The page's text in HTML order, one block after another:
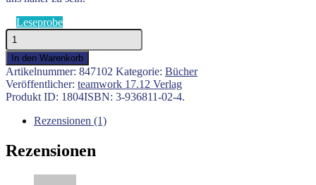
Leseprobe
Ich
bin
der
ICH
BIN
-
offenbart
Menge
In den Warenkorb
Artikelnummer: 847102 Kategorie: Bücher
Veröffentlicher: teamwork 17.12 Verlag
Produkt ID: 1804ISBN: 3-936811-02-4.
Rezensionen (1)
Rezensionen